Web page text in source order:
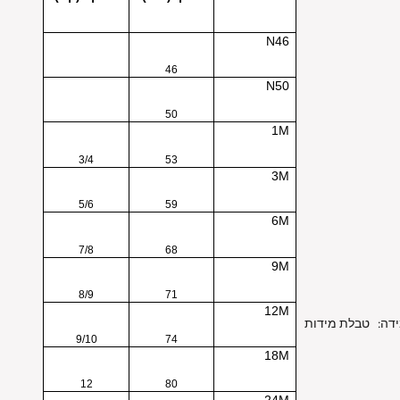
טבלת מידות
N46
46
N50
50
1M
53
3/4
3M
59
5/6
6M
68
7/8
9M
71
8/9
12M
74
9/10
18M
80
12